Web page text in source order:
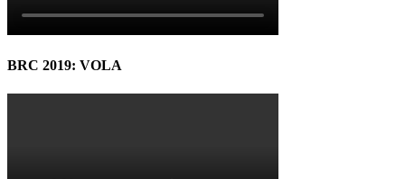
BRC 2019: VOLA